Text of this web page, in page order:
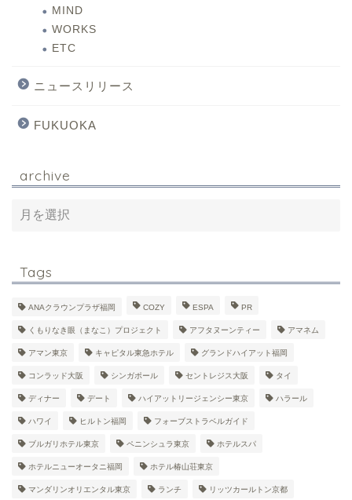
MIND
WORKS
ETC
ニュースリリース
FUKUOKA
archive
Tags
ANAクラウンプラザ福岡 COZY ESPA PR
くもりなき眼（まなこ）プロジェクト アフタヌーンティー アマネム
アマン東京 キャピタル東急ホテル グランドハイアット福岡
コンラッド大阪 シンガポール セントレジス大阪 タイ
ディナー デート ハイアットリージェンシー東京 ハラール
ハワイ ヒルトン福岡 フォーブストラベルガイド
ブルガリホテル東京 ペニンシュラ東京 ホテルスパ
ホテルニューオータニ福岡 ホテル椿山荘東京
マンダリンオリエンタル東京 ランチ リッツカールトン京都